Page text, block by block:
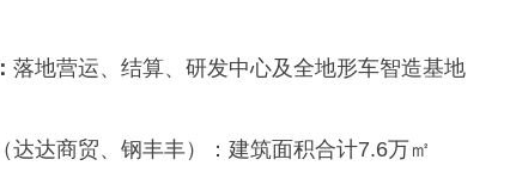
落地营运、结算、研发中心及全地形车智造基地
（达达商贸、钢丰丰）：建筑面积合计7.6万㎡